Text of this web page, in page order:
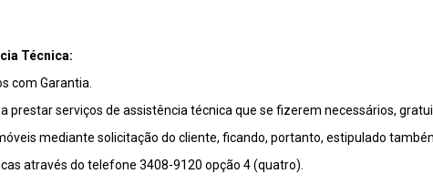
Técnica:
com Garantia.
prestar serviços de assistência técnica que se fizerem necessários,
mediante solicitação do cliente, ficando, portanto, estipulado
através do telefone 3408-9120 opção 4 (quatro).